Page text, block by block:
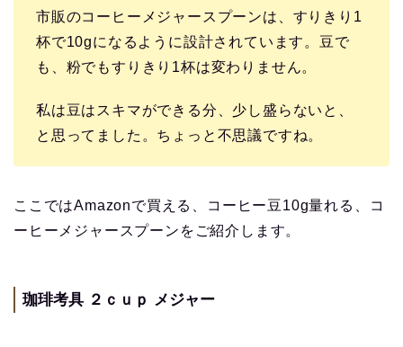
市販のコーヒーメジャースプーンは、すりきり1
杯で10gになるように設計されています。豆で
も、粉でもすりきり1杯は変わりません。
私は豆はスキマができる分、少し盛らないと、
と思ってました。ちょっと不思議ですね。
ここではAmazonで買える、コーヒー豆10g量れる、コ
ーヒーメジャースプーンをご紹介します。
珈琲考具 ２ｃｕｐ メジャー